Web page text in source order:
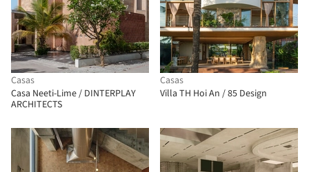
Casas
Casa Neeti-Lime / DINTERPLAY
ARCHITECTS
Casas
Villa TH Hoi An / 85 Design